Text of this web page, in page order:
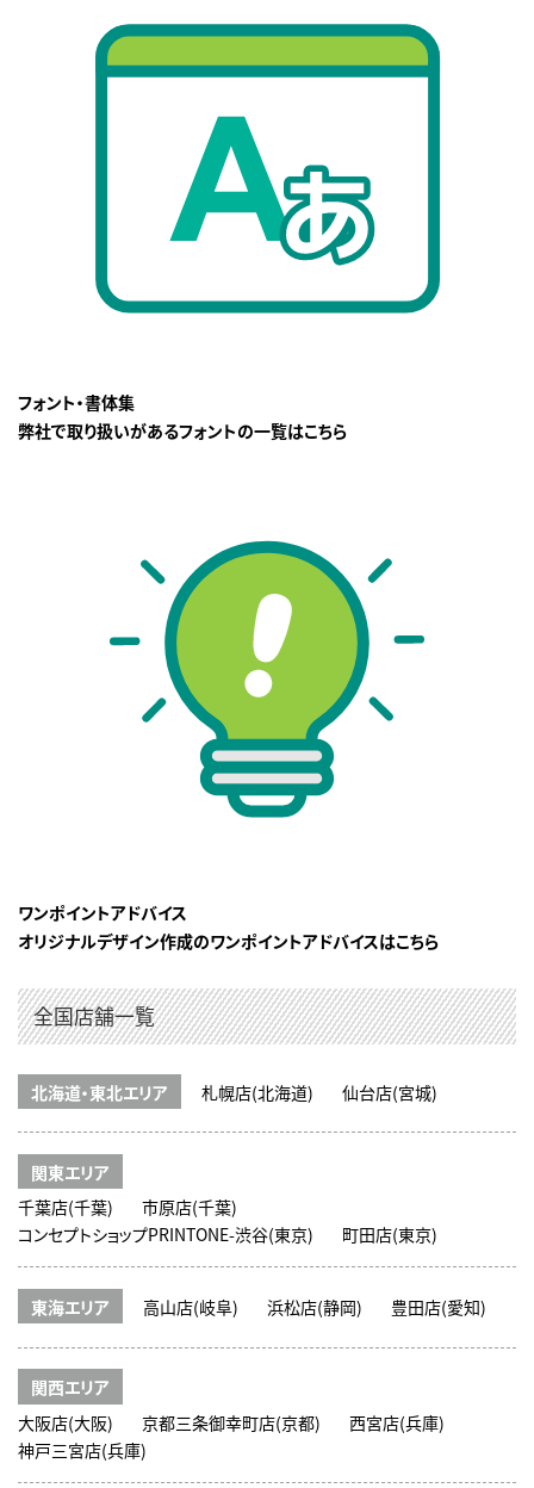
フォント・書体集
弊社で取り扱いがあるフォントの一覧はこちら
ワンポイントアドバイス
オリジナルデザイン作成のワンポイントアドバイスはこちら
全国店舗一覧
北海道・東北エリア 札幌店(北海道) 仙台店(宮城)
関東エリア
千葉店(千葉)
市原店(千葉)
コンセプトショップPRINTONE-渋谷(東京)
町田店(東京)
東海エリア 高山店(岐阜) 浜松店(静岡) 豊田店(愛知)
関西エリア
大阪店(大阪)
京都三条御幸町店(京都)
西宮店(兵庫)
神戸三宮店(兵庫)